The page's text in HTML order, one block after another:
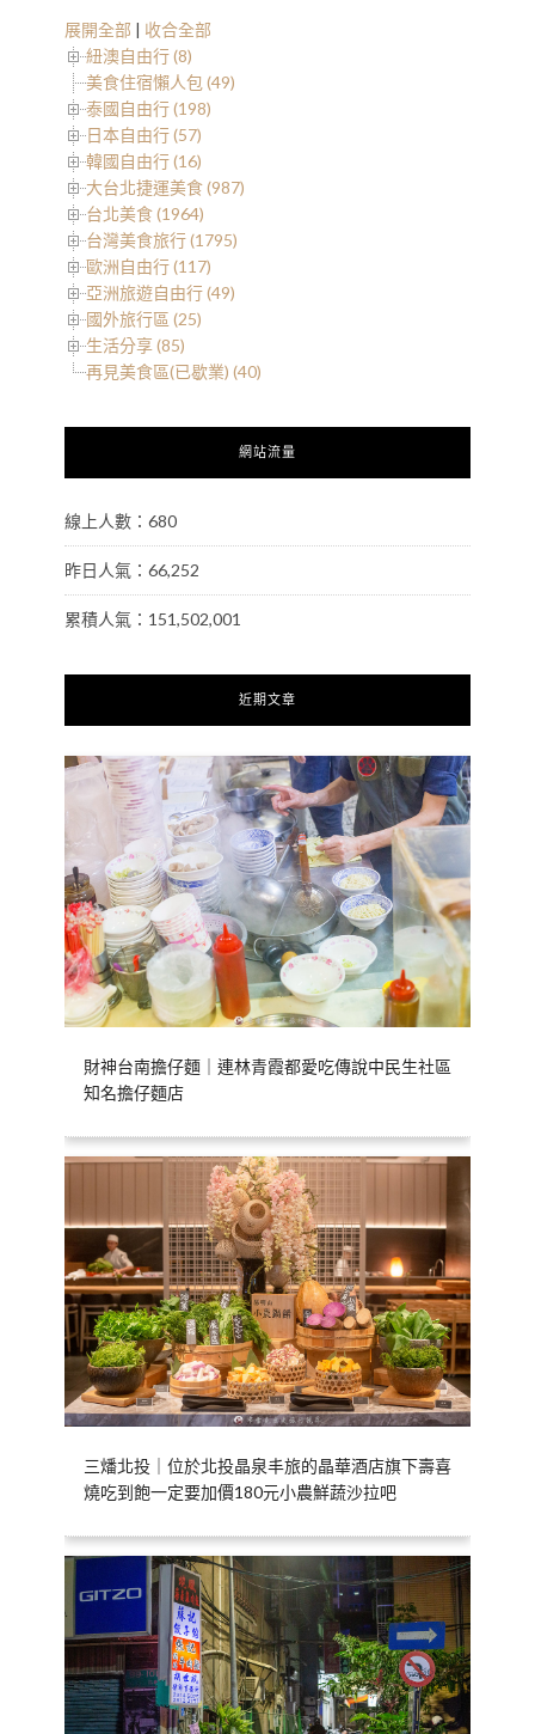
展開全部 | 收合全部
紐澳自由行 (8)
美食住宿懶人包 (49)
泰國自由行 (198)
日本自由行 (57)
韓國自由行 (16)
大台北捷運美食 (987)
台北美食 (1964)
台灣美食旅行 (1795)
歐洲自由行 (117)
亞洲旅遊自由行 (49)
國外旅行區 (25)
生活分享 (85)
再見美食區(已歇業) (40)
網站流量
線上人數：680
昨日人氣：66,252
累積人氣：151,502,001
近期文章
財神台南擔仔麵｜連林青霞都愛吃傳說中民生社區
知名擔仔麵店
三燔北投｜位於北投晶泉丰旅的晶華酒店旗下壽喜
燒吃到飽一定要加價180元小農鮮蔬沙拉吧